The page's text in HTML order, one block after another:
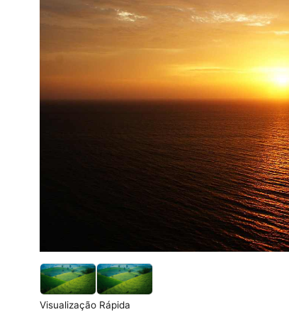
Visualização Rápida